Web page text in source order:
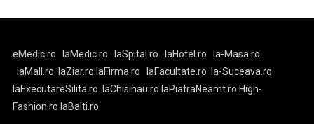
eMedic.ro laMedic.ro laSpital.ro laHotel.ro
la-Masa.ro
laMall.ro
laZiar.ro laFirma.ro laFacultate.ro
la-Suceava.ro
laExecutareSilita.ro
laChisinau.ro laPiatraNeamt.ro High-
Fashion.ro laBalti.ro